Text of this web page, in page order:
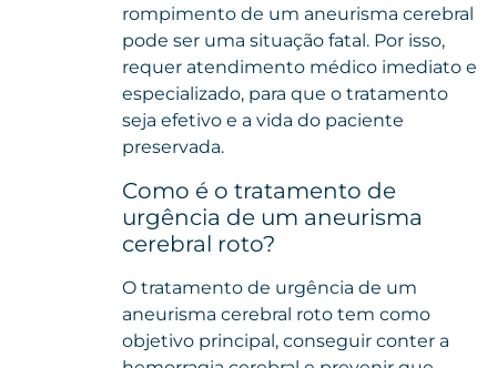
rompimento de um aneurisma cerebral
pode ser uma situação fatal. Por isso,
requer atendimento médico imediato e
especializado, para que o tratamento
seja efetivo e a vida do paciente
preservada.
Como é o tratamento de
urgência de um aneurisma
cerebral roto?
O tratamento de urgência de um
aneurisma cerebral roto tem como
objetivo principal, conseguir conter a